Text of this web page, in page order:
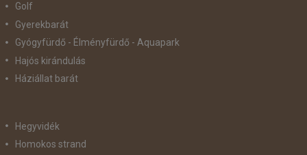
Golf
Gyerekbarát
Gyógyfürdő - Élményfürdő - Aquapark
Hajós kirándulás
Háziállat barát
Hegyvidék
Homokos strand